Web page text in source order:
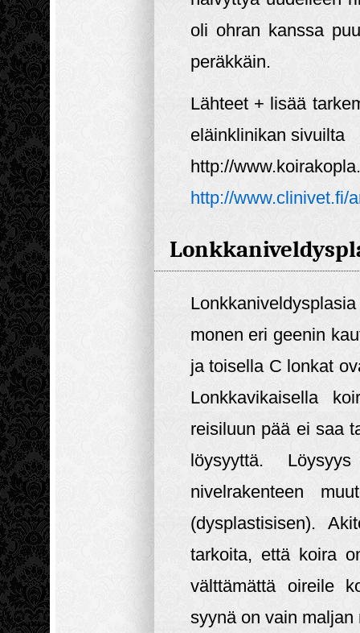
oli ohran kanssa
peräkkäin.
Lähteet + lisää
eläinklinikan sivuilta
http://
http://www.clinivet.fi/
monen eri geenin
ja toisella C lonkat
Lonkkavikaisella
reisiluun pää ei saa
löysyyttä.
nivelrakenteen
(dysplastisisen).
tarkoita, että koira
välttämättä oireile
syynä on vain